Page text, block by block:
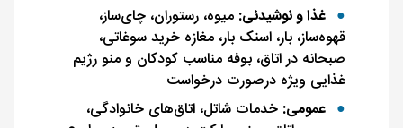
غذا و نوشیدنی: میوه، رستوران، چای‌ساز،
قهوه‌ساز، بار، اسنک بار، مغازه خرید سوغاتی،
صبحانه در اتاق، بوفه مناسب کودکان و منو رژیم
‌غذایی ویژه درصورت درخواست
عمومی: خدمات شاتل، اتاق‌های خانوادگی،